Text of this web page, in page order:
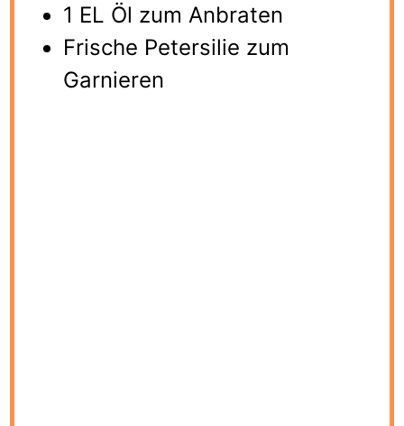
1 EL Öl zum Anbraten
Frische Petersilie zum
Garnieren